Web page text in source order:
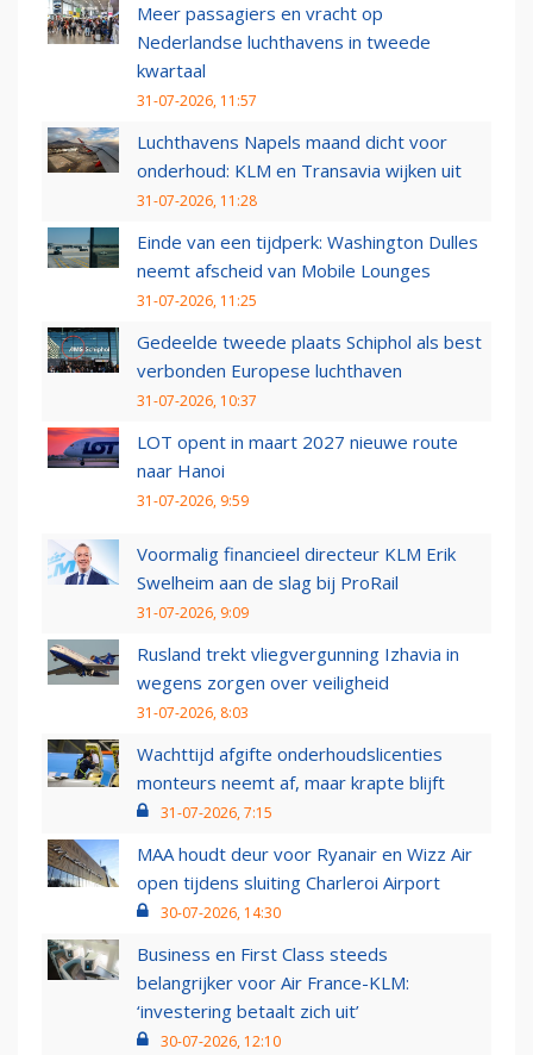
Meer passagiers en vracht op
Nederlandse luchthavens in tweede
kwartaal
31-07-2026, 11:57
Luchthavens Napels maand dicht voor
onderhoud: KLM en Transavia wijken uit
31-07-2026, 11:28
Einde van een tijdperk: Washington Dulles
neemt afscheid van Mobile Lounges
31-07-2026, 11:25
Gedeelde tweede plaats Schiphol als best
verbonden Europese luchthaven
31-07-2026, 10:37
LOT opent in maart 2027 nieuwe route
naar Hanoi
31-07-2026, 9:59
Voormalig financieel directeur KLM Erik
Swelheim aan de slag bij ProRail
31-07-2026, 9:09
Rusland trekt vliegvergunning Izhavia in
wegens zorgen over veiligheid
31-07-2026, 8:03
Wachttijd afgifte onderhoudslicenties
monteurs neemt af, maar krapte blijft
31-07-2026, 7:15
MAA houdt deur voor Ryanair en Wizz Air
open tijdens sluiting Charleroi Airport
30-07-2026, 14:30
Business en First Class steeds
belangrijker voor Air France-KLM:
‘investering betaalt zich uit’
30-07-2026, 12:10